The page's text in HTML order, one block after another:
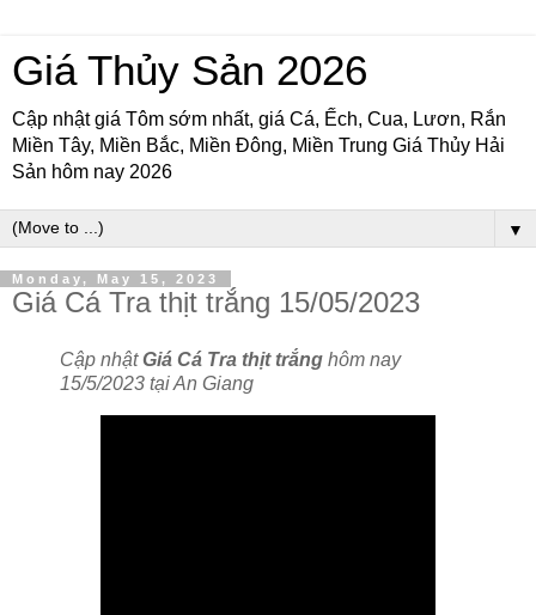
Giá Thủy Sản 2026
Cập nhật giá Tôm sớm nhất, giá Cá, Ếch, Cua, Lươn, Rắn
Miền Tây, Miền Bắc, Miền Đông, Miền Trung Giá Thủy Hải
Sản hôm nay 2026
▼
Monday, May 15, 2023
Giá Cá Tra thịt trắng 15/05/2023
Cập nhậtGiá Cá Tra thịt trắng hôm nay
15/5/2023 tại An Giang